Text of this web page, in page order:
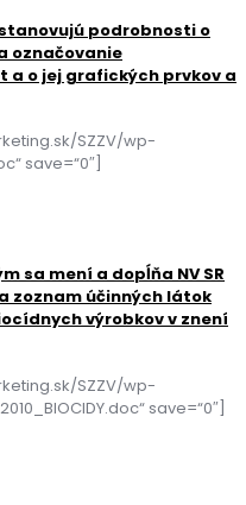
podrobnosti o
označovanie
o jej grafických prvkov a
SZZV/wp-
save=“0″]
sa mení a dopĺňa NV SR
zoznam účinných látok
výrobkov v znení
SZZV/wp-
save=“0″]